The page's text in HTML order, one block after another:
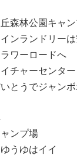
森林公園キャ
ンランドリー
ワーロードへ
チャーセンター
とうでジャン
ンプ場
うゆはイイ